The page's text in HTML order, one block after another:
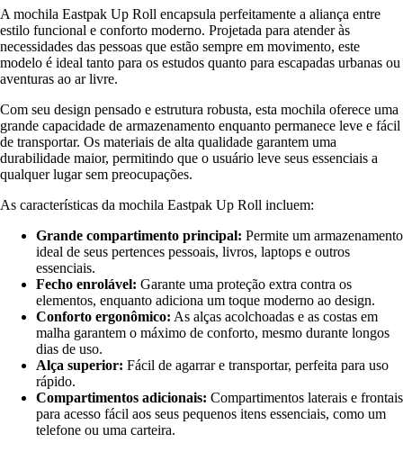
A mochila Eastpak Up Roll encapsula perfeitamente a aliança entre
estilo funcional e conforto moderno. Projetada para atender às
necessidades das pessoas que estão sempre em movimento, este
modelo é ideal tanto para os estudos quanto para escapadas urbanas ou
aventuras ao ar livre.
Com seu design pensado e estrutura robusta, esta mochila oferece uma
grande capacidade de armazenamento enquanto permanece leve e fácil
de transportar. Os materiais de alta qualidade garantem uma
durabilidade maior, permitindo que o usuário leve seus essenciais a
qualquer lugar sem preocupações.
As características da mochila Eastpak Up Roll incluem:
Grande compartimento principal: Permite um armazenamento
ideal de seus pertences pessoais, livros, laptops e outros
essenciais.
Fecho enrolável: Garante uma proteção extra contra os
elementos, enquanto adiciona um toque moderno ao design.
Conforto ergonômico: As alças acolchoadas e as costas em
malha garantem o máximo de conforto, mesmo durante longos
dias de uso.
Alça superior: Fácil de agarrar e transportar, perfeita para uso
rápido.
Compartimentos adicionais: Compartimentos laterais e frontais
para acesso fácil aos seus pequenos itens essenciais, como um
telefone ou uma carteira.